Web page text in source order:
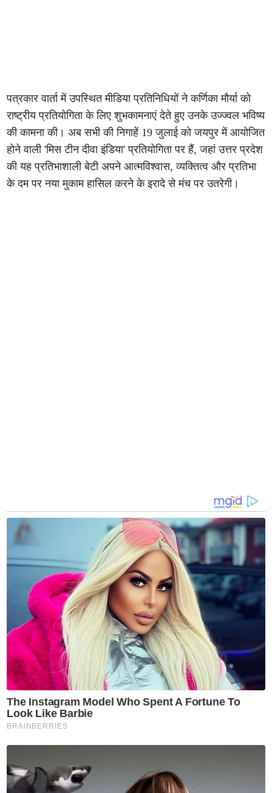
पत्रकार वार्ता में उपस्थित मीडिया प्रतिनिधियों ने कर्णिका मौर्या को
राष्ट्रीय प्रतियोगिता के लिए शुभकामनाएं देते हुए उनके उज्ज्वल भविष्य
की कामना की। अब सभी की निगाहें 19 जुलाई को जयपुर में आयोजित
होने वाली 'मिस टीन दीवा इंडिया' प्रतियोगिता पर हैं, जहां उत्तर प्रदेश
की यह प्रतिभाशाली बेटी अपने आत्मविश्वास, व्यक्तित्व और प्रतिभा
के दम पर नया मुकाम हासिल करने के इरादे से मंच पर उतरेगी।